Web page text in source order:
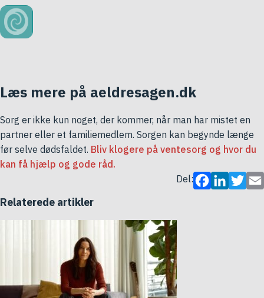
Læs mere på aeldresagen.dk
Sorg er ikke kun noget, der kommer, når man har mistet en
partner eller et familiemedlem. Sorgen kan begynde længe
før selve dødsfaldet. Bliv klogere på ventesorg og hvor du
kan få hjælp og gode råd.
Del:
Relaterede artikler